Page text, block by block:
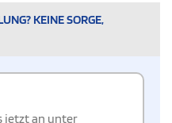
KEINE SORGE,
jetzt an unter